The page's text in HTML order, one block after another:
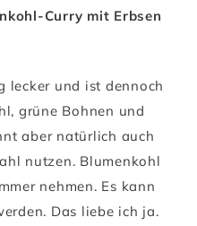
Curry mit Erbsen
lecker und ist dennoch
grüne Bohnen und
aber natürlich auch
nutzen. Blumenkohl
nehmen. Es kann
Das liebe ich ja.